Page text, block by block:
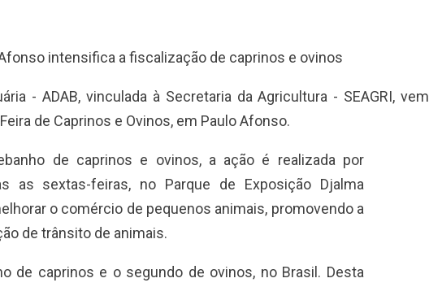
- ADAB, vinculada à Secretaria da Agricultura - SEAGRI, vem
de Caprinos e Ovinos, em Paulo Afonso.
de caprinos e ovinos, a ação é realizada por
as sextas-feiras, no Parque de Exposição Djalma
o comércio de pequenos animais, promovendo a
de trânsito de animais.
de caprinos e o segundo de ovinos, no Brasil. Desta